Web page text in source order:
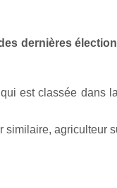
dernières
est classée dans
similaire, agriculteur